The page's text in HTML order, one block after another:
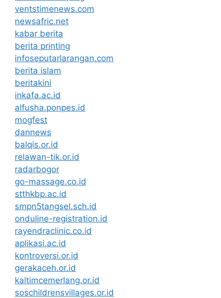
ventstimenews.com
newsafric.net
kabar berita
berita printing
infoseputarlarangan.com
berita islam
beritakini
inkafa.ac.id
alfusha.ponpes.id
mogfest
dannews
balqis.or.id
relawan-tik.or.id
radarbogor
go-massage.co.id
stthkbp.ac.id
smpn5tangsel.sch.id
onduline-registration.id
rayendraclinic.co.id
aplikasi.ac.id
kontroversi.or.id
gerakaceh.or.id
kaltimcemerlang.or.id
soschildrensvillages.or.id